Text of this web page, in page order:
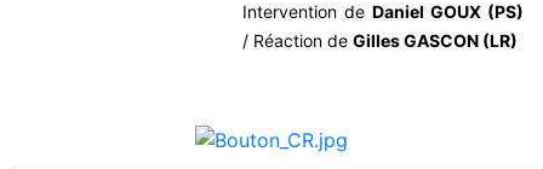
Intervention de Daniel GOUX (PS)
/ Réaction de Gilles GASCON (LR)